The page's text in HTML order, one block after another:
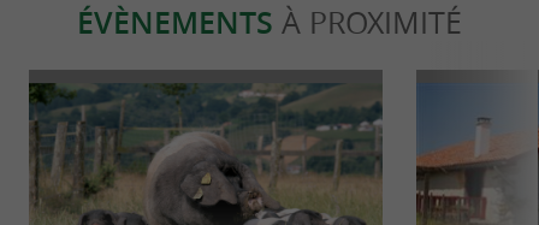
ÉVÈNEMENTS À PROXIMITÉ